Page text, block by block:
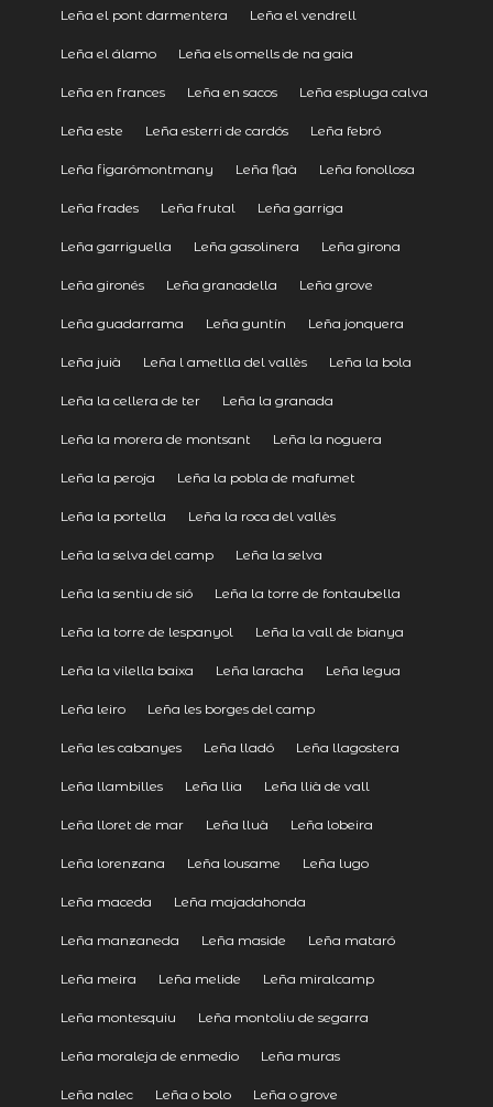
Leña el pont darmentera Leña el vendrell
Leña el álamo Leña els omells de na gaia
Leña en frances Leña en sacos Leña espluga calva
Leña este Leña esterri de cardós Leña febró
Leña figarómontmany Leña flaà Leña fonollosa
Leña frades Leña frutal Leña garriga
Leña garriguella Leña gasolinera Leña girona
Leña gironés Leña granadella Leña grove
Leña guadarrama Leña guntín Leña jonquera
Leña juià Leña l ametlla del vallès Leña la bola
Leña la cellera de ter Leña la granada
Leña la morera de montsant Leña la noguera
Leña la peroja Leña la pobla de mafumet
Leña la portella Leña la roca del vallès
Leña la selva del camp Leña la selva
Leña la sentiu de sió Leña la torre de fontaubella
Leña la torre de lespanyol Leña la vall de bianya
Leña la vilella baixa Leña laracha Leña legua
Leña leiro Leña les borges del camp
Leña les cabanyes Leña lladó Leña llagostera
Leña llambilles Leña llia Leña llià de vall
Leña lloret de mar Leña lluà Leña lobeira
Leña lorenzana Leña lousame Leña lugo
Leña maceda Leña majadahonda
Leña manzaneda Leña maside Leña mataró
Leña meira Leña melide Leña miralcamp
Leña montesquiu Leña montoliu de segarra
Leña moraleja de enmedio Leña muras
Leña nalec Leña o bolo Leña o grove